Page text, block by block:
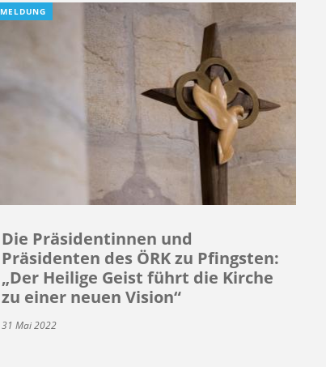
MELDUNG
Die Präsidentinnen und
Präsidenten des ÖRK zu Pfingsten:
„Der Heilige Geist führt die Kirche
zu einer neuen Vision“
31 Mai 2022